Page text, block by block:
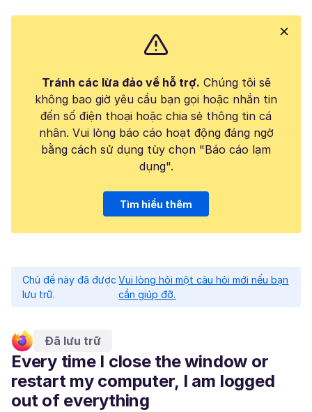
Tránh các lừa đảo về hỗ trợ. Chúng tôi sẽ
không bao giờ yêu cầu bạn gọi hoặc nhắn tin
đến số điện thoại hoặc chia sẻ thông tin cá
nhân. Vui lòng báo cáo hoạt động đáng ngờ
bằng cách sử dụng tùy chọn "Báo cáo lạm
dụng".
Tìm hiểu thêm
Chủ đề này đã được
lưu trữ.
Vui lòng hỏi một câu hỏi mới nếu bạn
cần giúp đỡ.
Đã lưu trữ
Every time I close the window or
restart my computer, I am logged
out of everything